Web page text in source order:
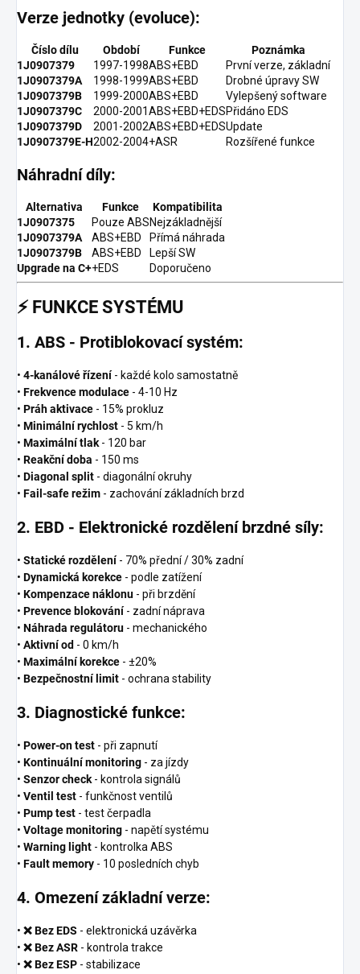
Verze jednotky (evoluce):
Číslo dílu Období Funkce
Poznámka
1J0907379
1997-1998ABS+EBD
První verze, základní
1J0907379A
1998-1999ABS+EBD
Drobné úpravy SW
1J0907379B
1999-2000ABS+EBD
Vylepšený software
1J0907379C
2000-2001ABS+EBD+EDSPřidáno EDS
1J0907379D
2001-2002ABS+EBD+EDSUpdate
1J0907379E-H2002-2004+ASR Rozšířené funkce
Náhradní díly:
Alternativa Funkce
Kompatibilita
1J0907375
Pouze ABSNejzákladnější
1J0907379A
ABS+EBD
Přímá náhrada
1J0907379B
ABS+EBD
Lepší SW
Upgrade na C++EDS Doporučeno
⚡ FUNKCE SYSTÉMU
1. ABS - Protiblokovací systém:
• 4-kanálové řízení - každé kolo samostatně
• Frekvence modulace - 4-10 Hz
• Práh aktivace - 15% prokluz
• Minimální rychlost - 5 km/h
• Maximální tlak - 120 bar
• Reakční doba - 150 ms
• Diagonal split - diagonální okruhy
• Fail-safe režim - zachování základních brzd
2. EBD - Elektronické rozdělení brzdné síly:
• Statické rozdělení - 70% přední / 30% zadní
• Dynamická korekce - podle zatížení
• Kompenzace náklonu - při brzdění
• Prevence blokování - zadní náprava
• Náhrada regulátoru - mechanického
• Aktivní od - 0 km/h
• Maximální korekce - ±20%
• Bezpečnostní limit - ochrana stability
3. Diagnostické funkce:
• Power-on test - při zapnutí
• Kontinuální monitoring - za jízdy
• Senzor check - kontrola signálů
• Ventil test - funkčnost ventilů
• Pump test - test čerpadla
• Voltage monitoring - napětí systému
• Warning light - kontrolka ABS
• Fault memory - 10 posledních chyb
4. Omezení základní verze:
• ❌ Bez EDS - elektronická uzávěrka
• ❌ Bez ASR - kontrola trakce
• ❌ Bez ESP - stabilizace